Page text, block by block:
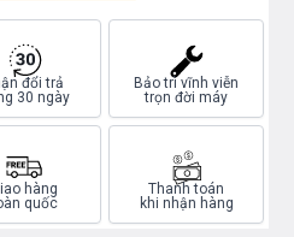
đổi trả
30 ngày
Bảo trì vĩnh viễn
trọn đời máy
hàng
quốc
Thanh toán
khi nhận hàng